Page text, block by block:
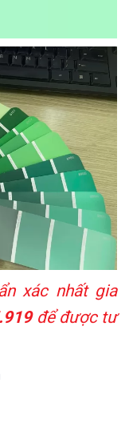
xác nhất gia
để được tư